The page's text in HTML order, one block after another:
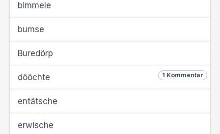
bimmele
bumse
Buredörp
1 Kommentar
dööchte
entätsche
erwische